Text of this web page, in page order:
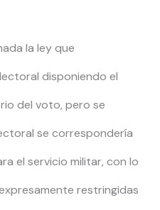
la ley que
disponiendo el
del voto, pero se
se correspondería
el servicio militar, con lo
restringidas